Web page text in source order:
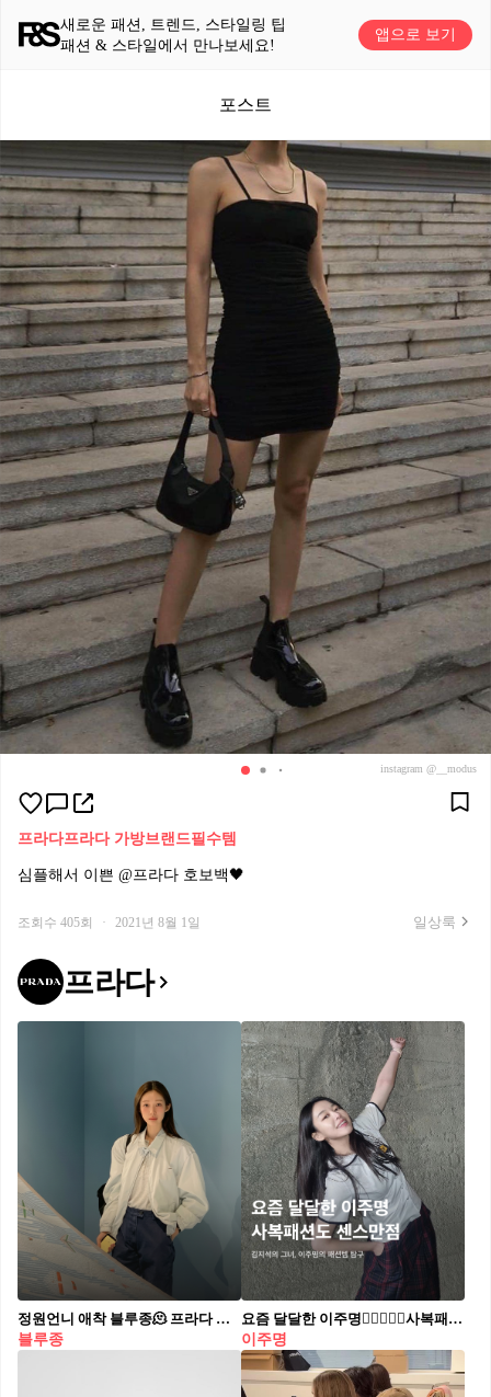
새로운 패션, 트렌드, 스타일링 팁
패션 & 스타일에서 만나보세요!
앱으로 보기
포스트
instagram @__modus
프라다프라다 가방브랜드필수템
심플해서 이쁜 @프라다 호보백🖤
조회수 405회 · 2021년 8월 1일 일상룩
프라다
정원언니 애착 블루종🫠 프라다 느낌 낭낭하게, 가져왔어요!🔍🩵 최근 차정원 피드에서 유난히 눈에 띄는 하늘색 블루종. 바로 프라다의 ‘샴브레이 블루종 재킷’과 ‘올드 개버딘 블루종 재킷’입니다. 가격대는 각각 300만 원대. 그래서 준비했습니다. 프라다 감성을 그대로 담은 ‘프라다 맛’ 봄버 자켓들, 올봄 코디에 참고해보세요. - 자라 벌룬 봄버 재킷, 8만 원대⁠ - 루메토 오버핏 블루종 점퍼 아이스그레이, 17만 원대⁠ - 이브세이지 코튼 블루종 블루, 18만 원대⁠ - 디애퍼처 플레퍼 하퍼 블루종 스카이블루, 25만 원대⁠
블루종
요즘 달달한 이주명👩🏻‍❤️‍👨🏻사복패션도 센스만점💯 드라마 ‘스물다섯 스물하나’에서 눈도장을 찍고, 최근 영화 ‘파일럿’에서 조정석의 언니로 대활약하며 더욱 핫해진 배우 이주명. 며칠 전 배우 김지석과 열애설로 더욱 화제를 모으며 사복패션도 주목받고 있다. 남다른 패션 감각으로 사복 장인이라는 별칭을 갖고 있는 이주명의 패션 아이템들을 살펴보자!🛍️ 나이키: 스포츠웨어 긴팔 티셔츠 숏컷도 찰떡같이 잘 어울리는 이주명. 그녀의 러블리한 매력을 더 돋보이게 하는 핑크 컬러 탑은 나이키 롱 슬리브 티셔츠로 전면에는 나이키 로고가, 한쪽 소매 상단에는 하트 모양 프린트가 있다. 레이브: 크로셰 니트 베스트 배색 컬러감이 돋보이는 레이브의 크로셰 니트 베스트에 곰돌이 자수가 있는 키치한 반팔 티셔츠를 매치한 이주명. 사이드 버튼 연청 데님과 함께 코디해 빈티지하면서도 편안한 무드를 연출했다. 이미스: 아플리케 볼 캡 블루 셀럽들 사이에서 핫한 아이템이며 평소 이주명도 즐겨 쓰는듯한 이미스 볼캡. 이주명은 깔끔한 화이트 반팔 티에 블루 컬러 볼캡을 매치해 시원하고 청량감 있는 스타일링을 완성했다. 반스: 리지 알만토 오버롤 네이비 컬러의 반스 오버롤에 스트라이프 패턴이 들어간 민소매를 이너로 매치해 센스 있는 코디를 선보였다. 해당 제품은 릴렉스핏으로 남녀 모두 편하게 입기 좋은 스타일이다. 디올: 부아드로즈 이주명이 착용한 반지는 디올의 부아드로즈 제품. 디자인이 유니크해 패션 반지로 착용하기 좋고, 다른 제품과 레이어드하기도 좋다. 같이 코디한 이어링 역시 같은 라인의 디올 주얼리다. 리바이스: 드라이 굿즈 포인텔 톱 이주명이 착용한 탑과 데님 팬츠는 모두 리바이스 제품. 원래는 오프숄더 제품이 아니고 V넥 파임이 깊게 있는 가디건이지만 어깨라인 밑으로 내려 오프숄더처럼 연출해 그녀의 패션 센스가 더 돋보인다. 프라다: 엑스트라 라지 프라다 갤러리아 스터드 장식 가죽 백 80여 개의 개별 피스를 수작업한 뒤 조립을 한 형태의 프라다 가방. 정교하면서도 세심하고 깔끔하게 디자인된 가죽이 돋보이는 제품이다. 핸들을 활용해 토트백으로도, 스트랩을 활용해 크로스바디백 혹은 숄더백으로 코디하기 좋다.
이주명